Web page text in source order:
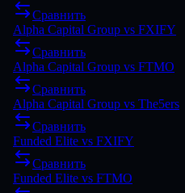
Сравнить
Alpha Capital Group vs FXIFY
Сравнить
Alpha Capital Group vs FTMO
Сравнить
Alpha Capital Group vs The5ers
Сравнить
Funded Elite vs FXIFY
Сравнить
Funded Elite vs FTMO